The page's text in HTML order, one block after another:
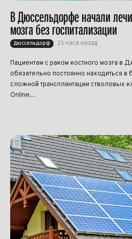
В Дюссельдорфе начали
мозга без госпитализации
Дюссельдорф 23 часа назад
Пациентам с раком костного мозга в
обязательно постоянно находиться в
сложной трансплантации стволовых
Online,...